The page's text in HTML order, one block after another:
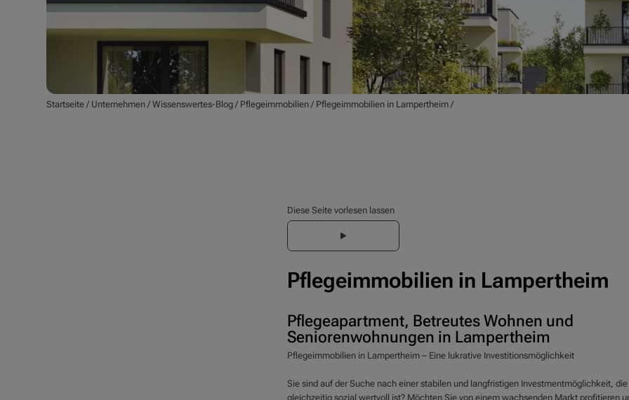
Startseite / Unternehmen /Wissenswertes-Blog / Pflegeimmobilien / Pflegeimmobilien in Lampertheim /
Diese Seite vorlesen lassen
Pflegeimmobilien in Lampertheim
Pflegeapartment, Betreutes Wohnen und
Seniorenwohnungen in Lampertheim
Pflegeimmobilien in Lampertheim – Eine lukrative Investitionsmöglichkeit
Sie sind auf der Suche nach einer stabilen und langfristigen Investmentmöglichkeit, die
gleichzeitig sozial wertvoll ist? Möchten Sie von einem wachsenden Markt profitieren